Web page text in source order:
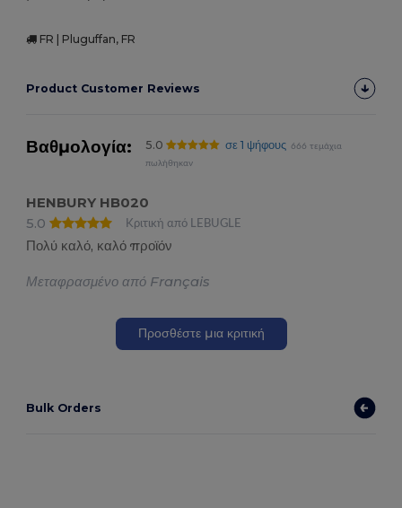
FR | Pluguffan, FR
Product Customer Reviews
Βαθμολογία: 5.0 σε 1 ψήφους
666 τεμάχια
πωλήθηκαν
HENBURY HB020
5.0
Κριτική από LEBUGLE
Πολύ καλό, καλό προϊόν
Μεταφρασμένο από Français
Προσθέστε μια κριτική
Bulk Orders